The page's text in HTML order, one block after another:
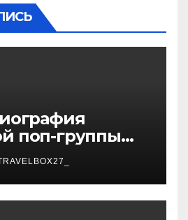
поп-группы
интернешнл»
музыка